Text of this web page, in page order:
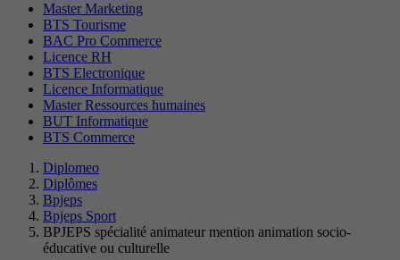
Master Marketing
BTS Tourisme
BAC Pro Commerce
Licence RH
BTS Electronique
Licence Informatique
Master Ressources humaines
BUT Informatique
BTS Commerce
Diplomeo
Diplômes
Bpjeps
Bpjeps Sport
BPJEPS spécialité animateur mention animation socio-
éducative ou culturelle